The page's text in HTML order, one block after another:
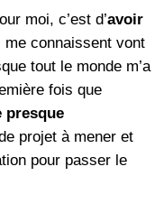
moi, c’est d’avoir
connaissent vont
tout le monde m’a
fois que
presque
projet à mener et
pour passer le